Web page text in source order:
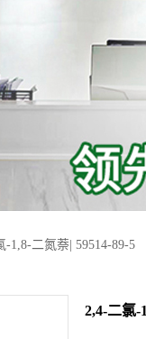
-1,8-二氮萘| 59514-89-5
2,4-二氯-